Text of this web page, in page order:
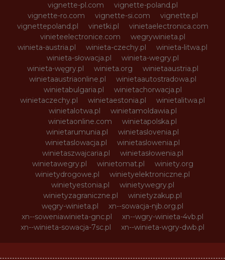
vignette-pl.com
vignette-poland.pl
vignette-ro.com
vignette-si.com
vignette.pl
vignettepoland.pl
vinetki.pl
vinietaelectronica.com
vinieteelectronice.com
wegrywinieta.pl
winieta-austria.pl
winieta-czechy.pl
winieta-litwa.pl
winieta-słowacja.pl
winieta-wegry.pl
winieta-węgry.pl
winieta.org
winietaaustria.pl
winietaaustriaonline.pl
winietaautostradowa.pl
winietabulgaria.pl
winietachorwacja.pl
winietaczechy.pl
winietaestonia.pl
winietalitwa.pl
winietalotwa.pl
winietamoldawia.pl
winietaonline.com
winietapolska.pl
winietarumunia.pl
winietaslovenia.pl
winietaslowacja.pl
winietaslowenia.pl
winietaszwajcaria.pl
winietasłowenia.pl
winietawegry.pl
winietomat.pl
winiety.org
winietydrogowe.pl
winietyelektroniczne.pl
winietyestonia.pl
winietywegry.pl
winietyzagraniczne.pl
winietyzakup.pl
węgry-winieta.pl
xn--sowacja-njb.org.pl
xn--soweniawinieta-gnc.pl
xn--wgry-winieta-4vb.pl
xn--winieta-sowacja-7sc.pl
xn--winieta-wgry-dwb.pl